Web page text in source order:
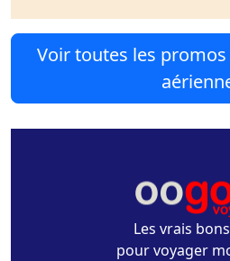
Voir toutes les
Les vrais
pour voyager